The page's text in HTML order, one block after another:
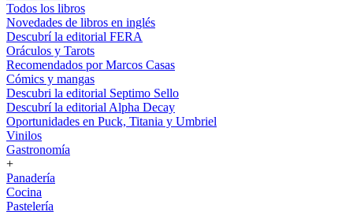
Todos los libros
Novedades de libros en inglés
Descubrí la editorial FERA
Oráculos y Tarots
Recomendados por Marcos Casas
Cómics y mangas
Descubri la editorial Septimo Sello
Descubrí la editorial Alpha Decay
Oportunidades en Puck, Titania y Umbriel
Vinilos
Gastronomía
+
Panadería
Cocina
Pastelería